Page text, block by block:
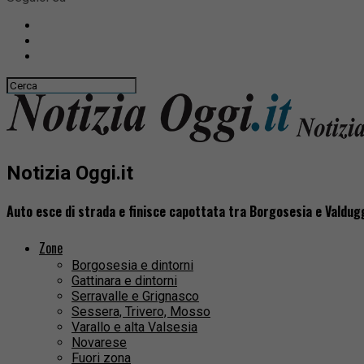
Notizia Oggi.it
Auto esce di strada e finisce capottata tra Borgosesia e
Zone
Borgosesia e dintorni
Gattinara e dintorni
Serravalle e Grignasco
Sessera, Trivero, Mosso
Varallo e alta Valsesia
Novarese
Fuori zona